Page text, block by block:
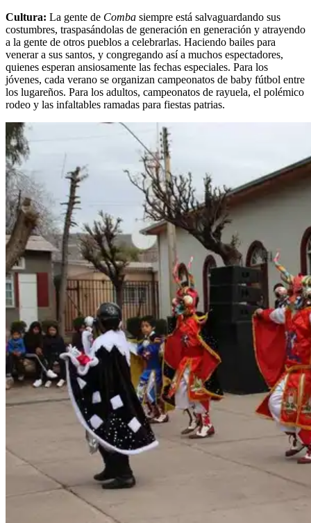
Cultura: La gente de Comba siempre está salvaguardando sus
costumbres, traspasándolas de generación en generación y atrayendo
a la gente de otros pueblos a celebrarlas. Haciendo bailes para
venerar a sus santos, y congregando así a muchos espectadores,
quienes esperan ansiosamente las fechas especiales. Para los
jóvenes, cada verano se organizan campeonatos de baby fútbol entre
los lugareños. Para los adultos, campeonatos de rayuela, el polémico
rodeo y las infaltables ramadas para fiestas patrias.